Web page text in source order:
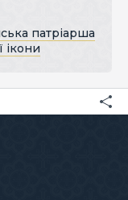
патріарша
ікони